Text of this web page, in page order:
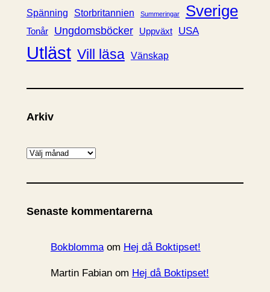
Spänning Storbritannien Summeringar Sverige
Tonår Ungdomsböcker Uppväxt USA
Utläst Vill läsa Vänskap
Arkiv
A
k
v
Senaste kommentarerna
Bokblommaom Hej då Boktipset!
Martin Fabianom Hej då Boktipset!